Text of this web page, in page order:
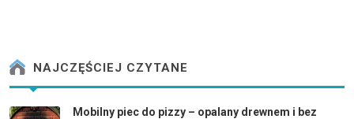
NAJCZĘŚCIEJ CZYTANE
Mobilny piec do pizzy – opalany drewnem i bez